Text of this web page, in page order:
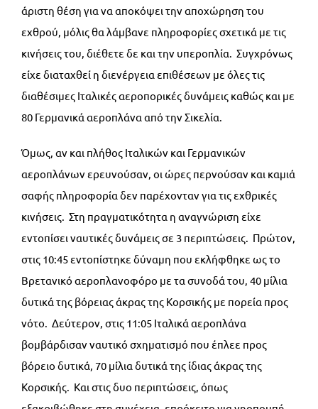
άριστη θέση για να αποκόψει την αποχώρηση του
εχθρού, μόλις θα λάμβανε πληροφορίες σχετικά με τις
κινήσεις του, διέθετε δε και την υπεροπλία. Συγχρόνως
είχε διαταχθεί η διενέργεια επιθέσεων με όλες τις
διαθέσιμες Ιταλικές αεροπορικές δυνάμεις καθώς και με
80 Γερμανικά αεροπλάνα από την Σικελία.
Όμως, αν και πλήθος Ιταλικών και Γερμανικών
αεροπλάνων ερευνούσαν, οι ώρες περνούσαν και καμιά
σαφής πληροφορία δεν παρέχονταν για τις εχθρικές
κινήσεις. Στη πραγματικότητα η αναγνώριση είχε
εντοπίσει ναυτικές δυνάμεις σε 3 περιπτώσεις. Πρώτον,
στις 10:45 εντοπίστηκε δύναμη που εκλήφθηκε ως το
Βρετανικό αεροπλανοφόρο με τα συνοδά του, 40 μίλια
δυτικά της βόρειας άκρας της Κορσικής με πορεία προς
νότο. Δεύτερον, στις 11:05 Ιταλικά αεροπλάνα
βομβάρδισαν ναυτικό σχηματισμό που έπλεε προς
βόρειο δυτικά, 70 μίλια δυτικά της ίδιας άκρας της
Κορσικής. Και στις δυο περιπτώσεις, όπως